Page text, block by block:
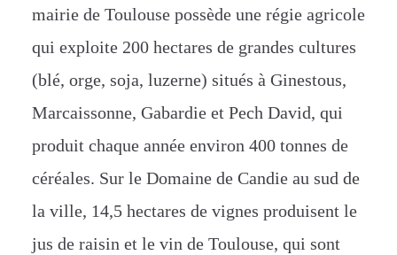
mairie de Toulouse possède une régie agricole
qui exploite 200 hectares de grandes cultures
(blé, orge, soja, luzerne) situés à Ginestous,
Marcaissonne, Gabardie et Pech David, qui
produit chaque année environ 400 tonnes de
céréales. Sur le Domaine de Candie au sud de
la ville, 14,5 hectares de vignes produisent le
jus de raisin et le vin de Toulouse, qui sont